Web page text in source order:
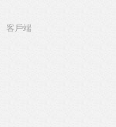
客戶端